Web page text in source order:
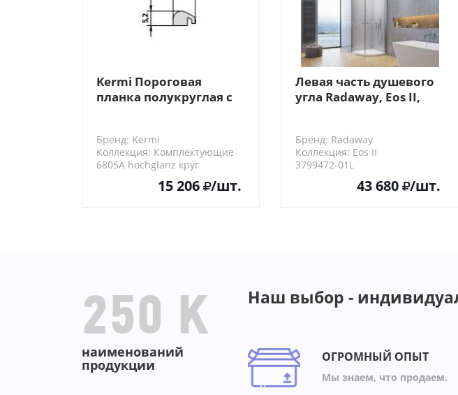
Kermi Пороговая
планка полукруглая с
Бренд: Kermi
Коллекция: Комплектующие
6805A hochglanz круг
15 206 /шт.
Левая часть душевого
угла Radaway, Eos II,
Бренд: Radaway
Коллекция: Eos II
3799472-01L
43 680 /шт.
250 K
наименований
продукции
Наш выбор -
ОГРОМНЫЙ ОПЫТ
Мы знаем, что продаем.